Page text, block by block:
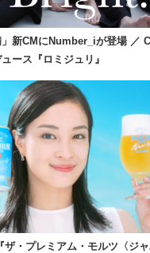
」新CMにNumber_iが登場 ／
ース『ロミジュリ』
ザ・プレミアム・モルツ〈ジ